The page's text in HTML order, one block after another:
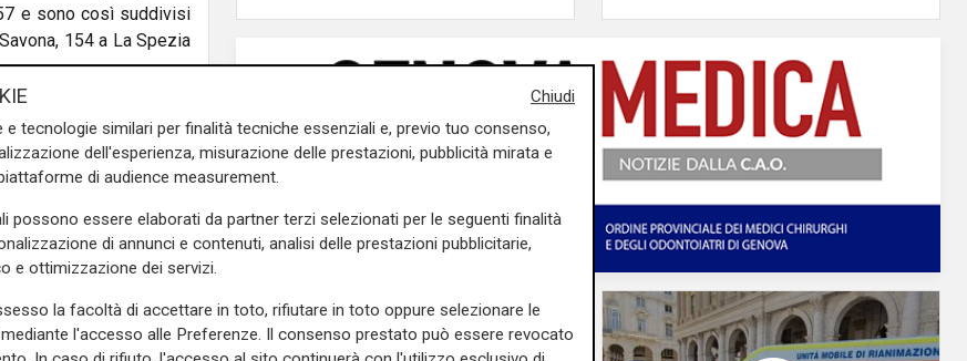
e sono così suddivisi
154 a La Spezia
compresa tra i 73 e
ieri, in lieve calo le
10 sono vaccinate ma
oggi, su 3 milioni
Liguria seguiteci sul
Facebook.
Chiudi
e tecnologie similari per finalità tecniche essenziali e, previo tuo consenso,
dell'esperienza, misurazione delle prestazioni, pubblicità mirata e
di audience measurement.
possono essere elaborati da partner terzi selezionati per le seguenti finalità
di annunci e contenuti, analisi delle prestazioni pubblicitarie,
e ottimizzazione dei servizi.
la facoltà di accettare in toto, rifiutare in toto oppure selezionare le
l'accesso alle Preferenze. Il consenso prestato può essere revocato